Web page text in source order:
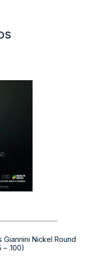
Nickel Round
– .100)